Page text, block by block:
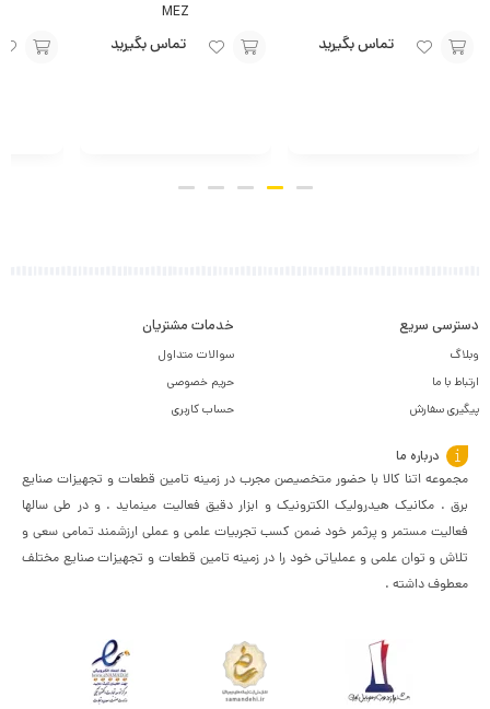
تماس بگیرید
MEZ
تماس بگیرید
دسترسی سریع
وبلاگ
ارتباط با ما
پیگیری سفارش
خدمات مشتریان
سوالات متداول
حریم خصوصی
حساب کاربری
درباره ما
مجموعه اتنا کالا با حضور متخصیصن مجرب در زمینه تامین قطعات و تجهیزات صنایع
برق . مکانیک هیدرولیک الکترونیک و ابزار دقیق فعالیت مینماید . و در طی سالها
فعالیت مستمر و پرثمر خود ضمن کسب تجربیات علمی و عملی ارزشمند تمامی سعی و
تلاش و توان علمی و عملیاتی خود را در زمینه تامین قطعات و تجهیزات صنایع مختلف
معطوف داشته .